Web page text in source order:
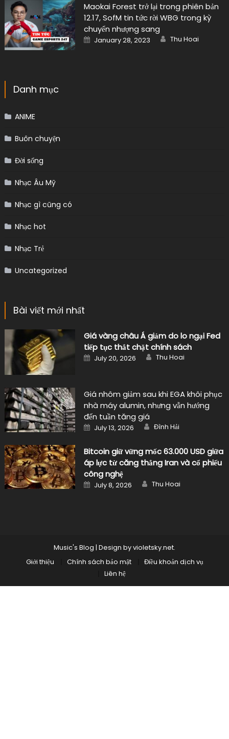
Maokai Forest trở lại trong phiên bản
12.17, SofM tin tức rời WBG trong kỳ
chuyển nhượng sang
Posted
on
January 28, 2023 Author
Thu Hoai
Danh mục
ANIME
Buôn chuyện
Đời sống
Nhạc Âu Mỹ
Nhạc gì cũng có
Nhạc hot
Nhạc Trẻ
Uncategorized
Bài viết mới nhất
Giá vàng châu Á giảm do lo ngại Fed
tiếp tục thắt chặt chính sách
Posted
on
July 20, 2026 Author
Thu Hoai
Giá nhôm giảm sau khi EGA khôi phục
nhà máy alumin, nhưng vẫn hướng
đến tuần tăng giá
Posted
on
July 13, 2026 Author
Đình Hải
Bitcoin giữ vững mốc 63.000 USD giữa
áp lực từ căng thẳng Iran và cổ phiếu
công nghệ
Posted
on
July 8, 2026 Author
Thu Hoai
Music's Blog | Design byvioletsky.net.
Giới thiệu
Chính sách bảo mật
Điều khoản dịch vụ
Liên hệ